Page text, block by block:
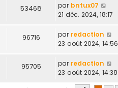
53468 par bntux07
21 déc. 2024, 18:17
96716 par redaction
23 août 2024, 14:56
95705 par redaction
23 août 2024, 14:38